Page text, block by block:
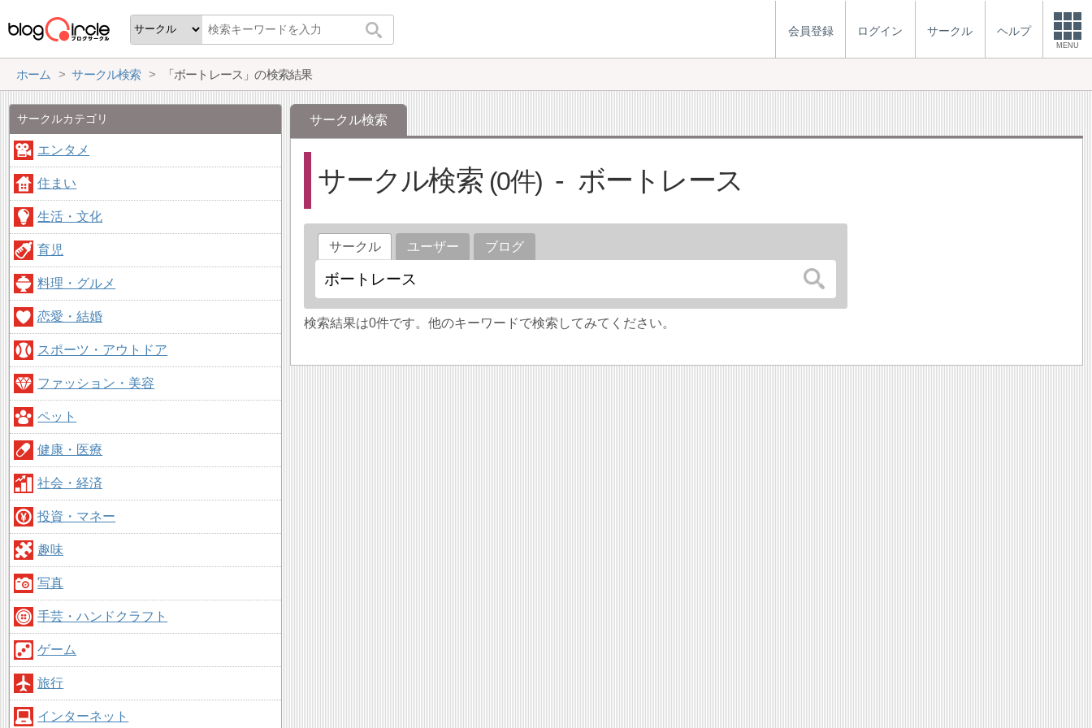
会員登録 ログイン サークル ヘルプ
MENU
ホーム サークル検索 「ボートレース」の検索結果
サークル検索
サークル検索 0 ボートレース
サークル ユーザー ブログ
検索結果は0件です。他のキーワードで検索してみてください。
サークルカテゴリ
エンタメ
住まい
生活・文化
育児
料理・グルメ
恋愛・結婚
スポーツ・アウトドア
ファッション・美容
ペット
健康・医療
社会・経済
投資・マネー
趣味
写真
手芸・ハンドクラフト
ゲーム
旅行
インターネット